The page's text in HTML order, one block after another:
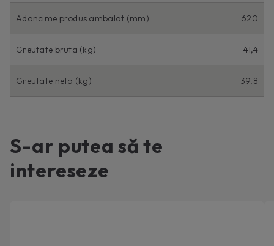
Adancime produs ambalat (mm) 620
Greutate bruta (kg) 41,4
Greutate neta (kg) 39,8
S-ar putea să te
intereseze